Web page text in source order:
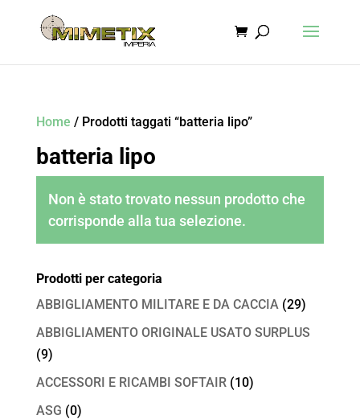
Home / Prodotti taggati “batteria lipo”
batteria lipo
Non è stato trovato nessun prodotto che
corrisponde alla tua selezione.
Prodotti per categoria
ABBIGLIAMENTO MILITARE E DA CACCIA (29)
ABBIGLIAMENTO ORIGINALE USATO SURPLUS
(9)
ACCESSORI E RICAMBI SOFTAIR (10)
ASG (0)